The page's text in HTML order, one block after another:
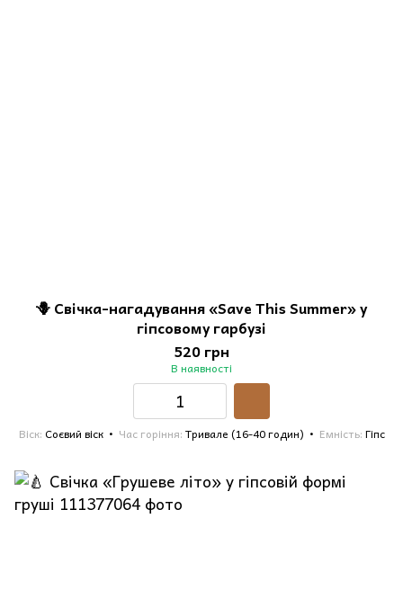
🪻 Свічка-нагадування «Save This Summer» у
гіпсовому гарбузі
520 грн
В наявності
Віск Соєвий віск Час горіння Тривале (16-40 годин) Емність Гіпс